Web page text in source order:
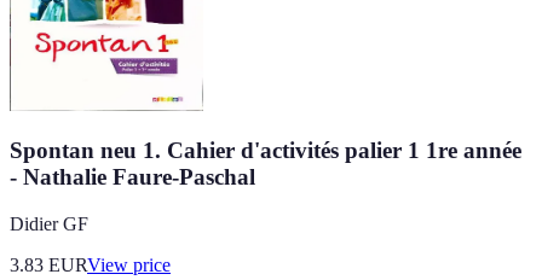
Spontan neu 1. Cahier d'activités palier 1 1re année
- Nathalie Faure-Paschal
Didier GF
3.83 EURView price